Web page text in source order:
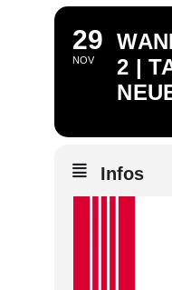
29
NOV
2 |
Infos